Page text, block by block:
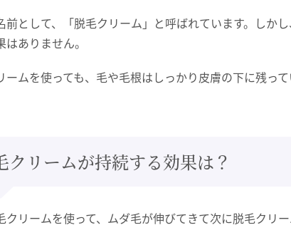
前として、「脱毛クリーム」と呼ばれています。しか
はありません。
ームを使っても、毛や毛根はしっかり皮膚の下に残って
クリームが持続する効果は？
クリームを使って、ムダ毛が伸びてきて次に脱毛クリ